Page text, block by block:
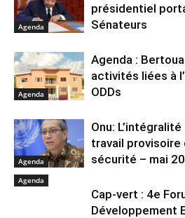
Agenda
présidentiel
Sénateurs
Agenda
Agenda :
activités liées à
ODDs
Agenda
Onu:
travail provisoire
sécurité – mai
Agenda
Cap-vert : 4e
Développement